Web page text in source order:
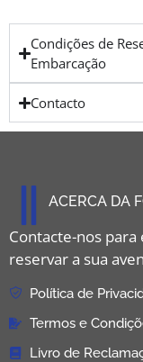
Condições de
Embarcação
Contacto
ACERCA DA
Contacte-nos
reservar a sua
Política de
Termos e
Livro de